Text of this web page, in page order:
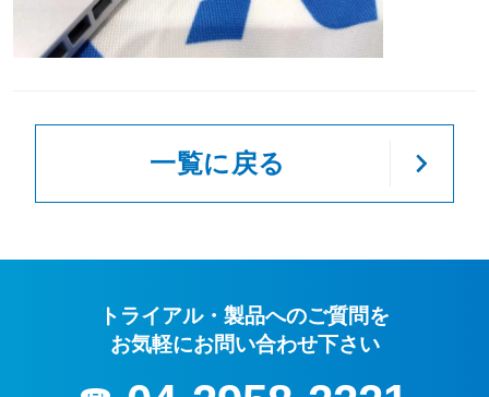
一覧に戻る
トライアル・製品へのご質問を
お気軽にお問い合わせ下さい